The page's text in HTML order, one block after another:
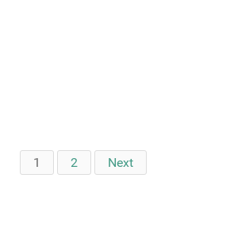
1 2 Next